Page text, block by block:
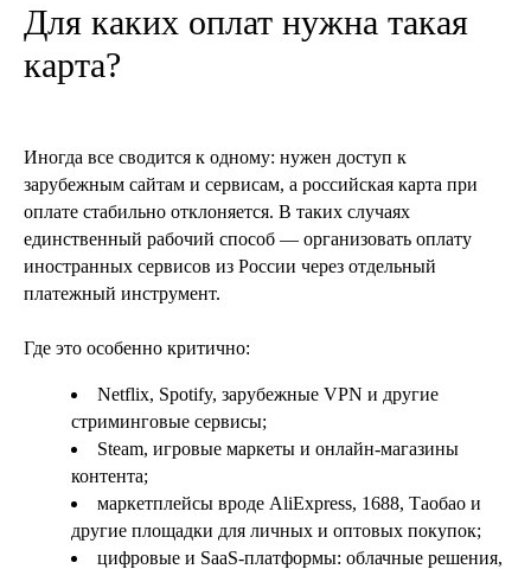
Для каких оплат нужна такая
карта?
Иногда все сводится к одному: нужен доступ к
зарубежным сайтам и сервисам, а российская карта при
оплате стабильно отклоняется. В таких случаях
единственный рабочий способ — организовать оплату
иностранных сервисов из России через отдельный
платежный инструмент.
Где это особенно критично:
Netflix, Spotify, зарубежные VPN и другие
стриминговые сервисы;
Steam, игровые маркеты и онлайн-магазины
контента;
маркетплейсы вроде AliExpress, 1688, Таобао и
другие площадки для личных и оптовых покупок;
цифровые и SaaS-платформы: облачные решения,